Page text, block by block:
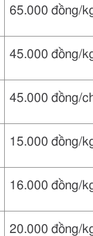
65.000 đồng/
45.000 đồng/
45.000 đồng/
15.000 đồng/
16.000 đồng/
20.000 đồng/